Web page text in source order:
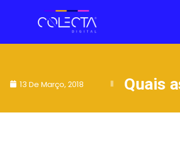
13 De Março, 2018 || Quais